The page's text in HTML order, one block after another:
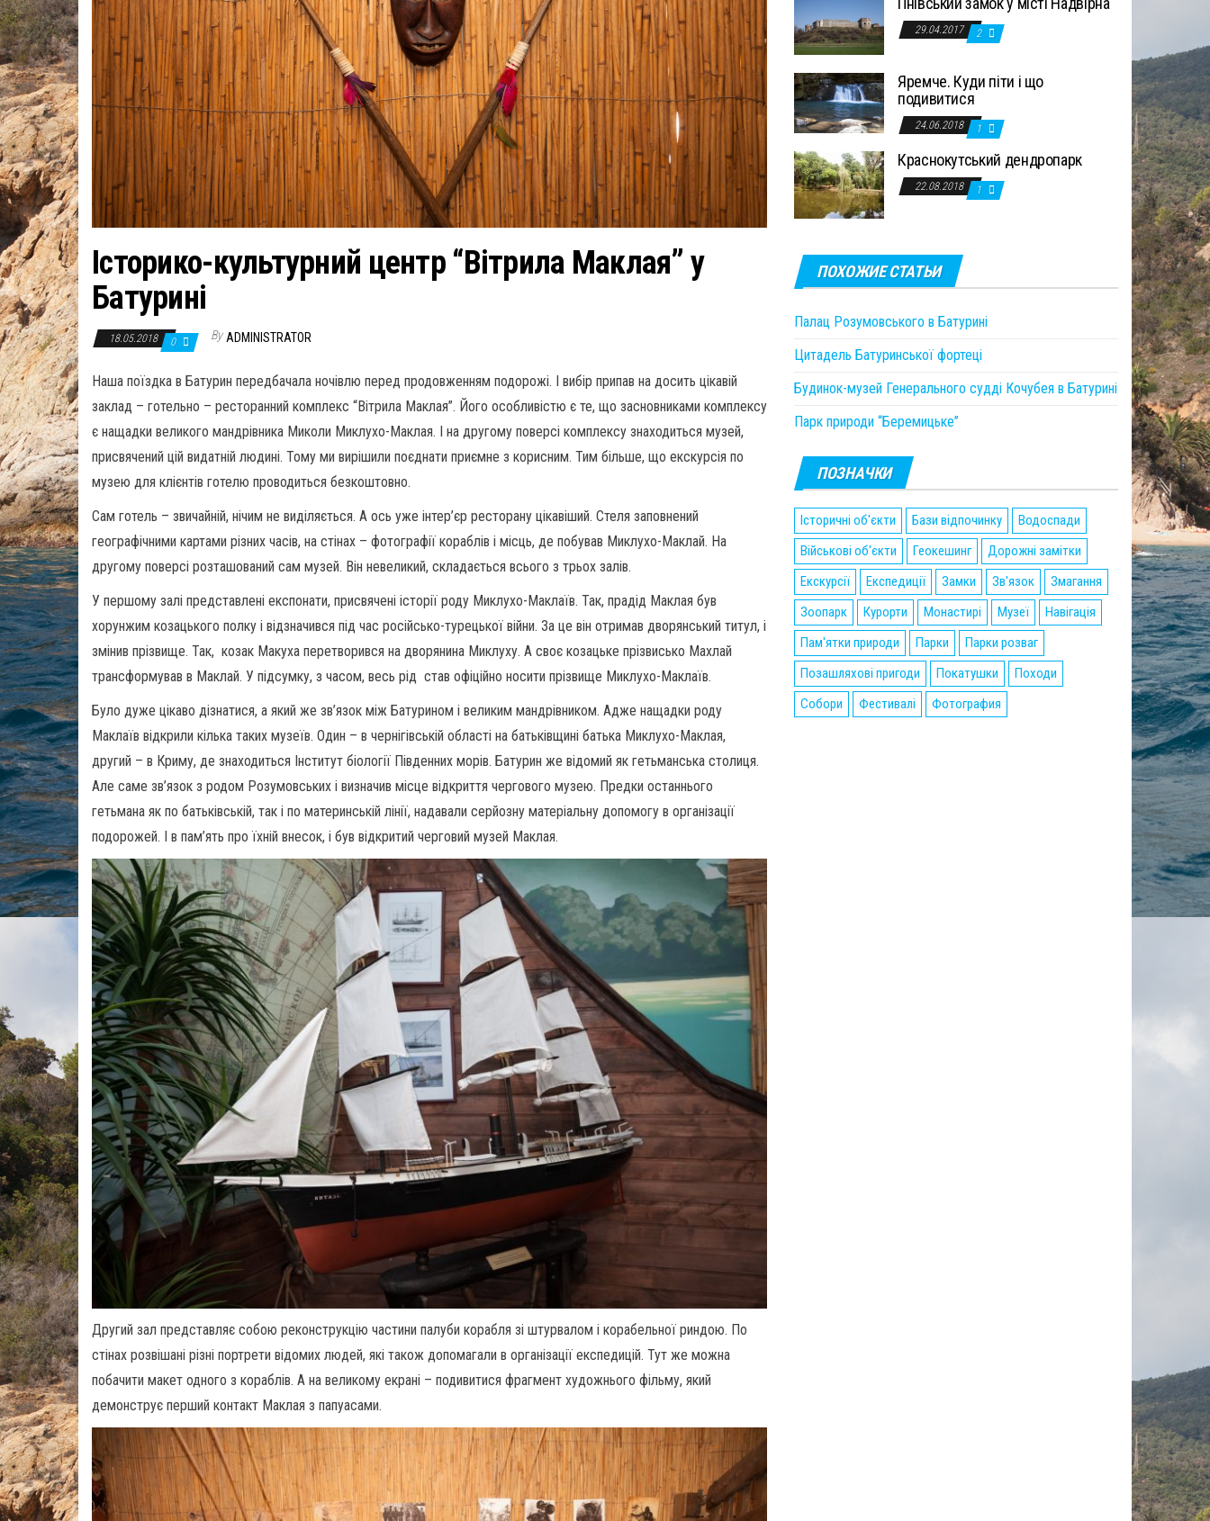
Історико-культурний центр “Вітрила Маклая” у
Батурині
18.05.2018 0 By ADMINISTRATOR
Наша поїздка в Батурин передбачала ночівлю перед продовженням подорожі. І вибір припав на досить цікавій
заклад – готельно – ресторанний комплекс “Вітрила Маклая”. Його особливістю є те, що засновниками комплексу
є нащадки великого мандрівника Миколи Миклухо-Маклая. І на другому поверсі комплексу знаходиться музей,
присвячений цій видатній людині. Тому ми вирішили поєднати приємне з корисним. Тим більше, що екскурсія по
музею для клієнтів готелю проводиться безкоштовно.
Сам готель – звичайній, нічим не виділяється. А ось уже інтер’єр ресторану цікавіший. Стеля заповнений
географічними картами різних часів, на стінах – фотографії кораблів і місць, де побував Миклухо-Маклай. На
другому поверсі розташований сам музей. Він невеликий, складається всього з трьох залів.
У першому залі представлені експонати, присвячені історії роду Миклухо-Маклаїв. Так, прадід Маклая був
хорунжим козацького полку і відзначився під час російсько-турецької війни. За це він отримав дворянський титул, і
змінив прізвище. Так, козак Макуха перетворився на дворянина Миклуху. А своє козацьке прізвисько Махлай
трансформував в Маклай. У підсумку, з часом, весь рід став офіційно носити прізвище Миклухо-Маклаїв.
Було дуже цікаво дізнатися, а який же зв’язок між Батурином і великим мандрівником. Адже нащадки роду
Маклаїв відкрили кілька таких музеїв. Один – в чернігівській області на батьківщині батька Миклухо-Маклая,
другий – в Криму, де знаходиться Інститут біології Південних морів. Батурин же відомий як гетьманська столиця.
Але саме зв’язок з родом Розумовських і визначив місце відкриття чергового музею. Предки останнього
гетьмана як по батьківській, так і по материнській лінії, надавали серйозну матеріальну допомогу в організації
подорожей. І в пам’ять про їхній внесок, і був відкритий черговий музей Маклая.
Другий зал представляє собою реконструкцію частини палуби корабля зі штурвалом і корабельної риндою. По
стінах розвішані різні портрети відомих людей, які також допомагали в організації експедицій. Тут же можна
побачити макет одного з кораблів. А на великому екрані – подивитися фрагмент художнього фільму, який
демонструє перший контакт Маклая з папуасами.
29.04.2017 2
Яремче. Куди піти і що
подивитися
24.06.2018 1
Краснокутський дендропарк
22.08.2018 1
ПОХОЖИЕ СТАТЬИ
Палац Розумовського в Батурині
Цитадель Батуринської фортеці
Будинок-музей Генерального судді Кочубея в Батурині
Парк природи “Беремицьке”
ПОЗНАЧКИ
Історичні об'єкти Бази відпочинку
Водоспади
Військові об'єкти
Геокешинг
Дорожні замітки
Екскурсії
Експедиції Замки Зв'язок
Змагання
Зоопарк
Курорти Монастирі Музеї
Навігація
Пам'ятки природи
Парки
Парки розваг
Позашляхові пригоди
Покатушки
Походи
Собори
Фестивалі Фотография